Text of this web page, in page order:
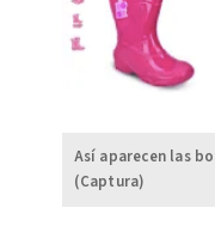
Así aparecen las
(Captura)